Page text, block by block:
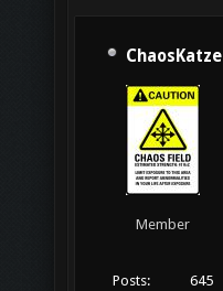
ChaosKatze
Member
Posts:
645